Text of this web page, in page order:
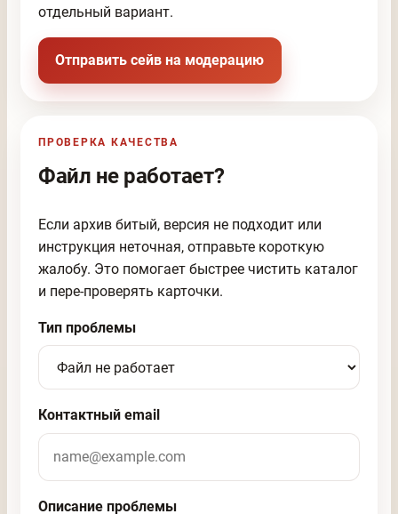
отдельный вариант.
Отправить сейв на модерацию
ПРОВЕРКА КАЧЕСТВА
Файл не работает?
Если архив битый, версия не подходит или
инструкция неточная, отправьте короткую
жалобу. Это помогает быстрее чистить каталог
и пере-проверять карточки.
Тип проблемы
Контактный email
Описание проблемы